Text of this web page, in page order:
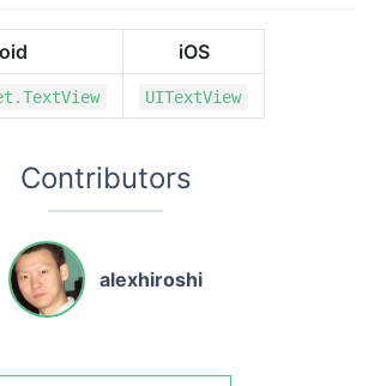
iOS
UITextView
Contributors
alexhiroshi